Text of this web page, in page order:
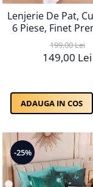
Lenjerie De Pat,
6 Piese, Finet
LPBF6PE27
199,00 Lei
149,00 Lei
ADAUGA IN COS
-25%